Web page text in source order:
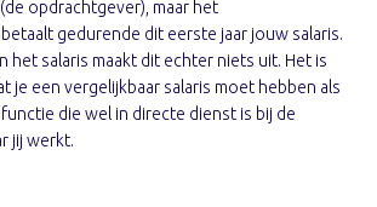
opdrachtgever), maar het
gedurende dit eerste jaar jouw salaris.
het salaris maakt dit echter niets uit. Het is
je een vergelijkbaar salaris moet hebben als
die wel in directe dienst is bij de
jij werkt.